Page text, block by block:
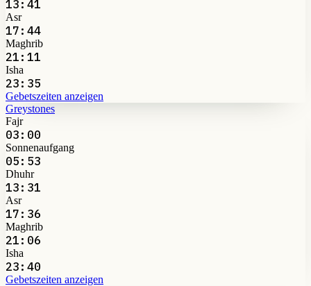
13:41
Asr
17:44
Maghrib
21:11
Isha
23:35
Gebetszeiten anzeigen
Greystones
Fajr
03:00
Sonnenaufgang
05:53
Dhuhr
13:31
Asr
17:36
Maghrib
21:06
Isha
23:40
Gebetszeiten anzeigen